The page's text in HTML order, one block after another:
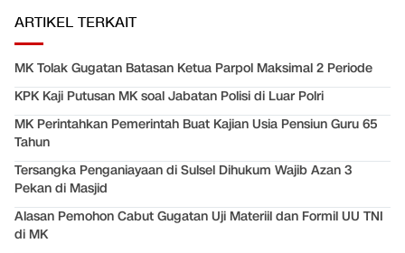
ARTIKEL TERKAIT
MK Tolak Gugatan Batasan Ketua Parpol Maksimal 2 Periode
KPK Kaji Putusan MK soal Jabatan Polisi di Luar Polri
MK Perintahkan Pemerintah Buat Kajian Usia Pensiun Guru 65
Tahun
Tersangka Penganiayaan di Sulsel Dihukum Wajib Azan 3
Pekan di Masjid
Alasan Pemohon Cabut Gugatan Uji Materiil dan Formil UU TNI
di MK